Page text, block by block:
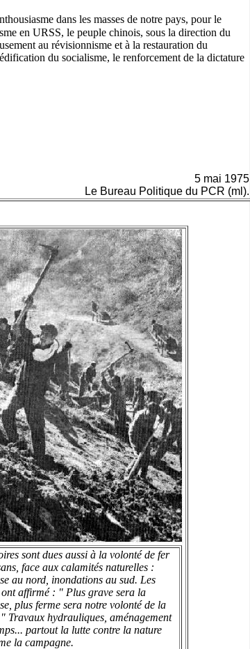
dans les masses de notre pays, pour le
en URSS, le peuple chinois, sous la direction du
au révisionnisme et à la restauration du
du socialisme, le renforcement de la dictature
5 mai 1975
Le Bureau Politique du PCR (ml).
sont dues aussi à la volonté de fer
face aux calamités naturelles :
au nord, inondations au sud. Les
ont affirmé : " Plus grave sera la
plus ferme sera notre volonté de la
Travaux hydrauliques, aménagement
partout la lutte contre la nature
la campagne.